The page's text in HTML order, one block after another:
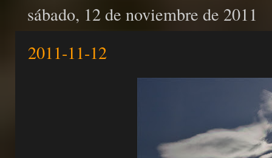
sábado, 12 de noviembre de 2011
2011-11-12